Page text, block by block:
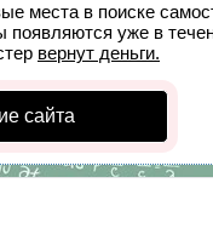
места в поиске
появляются уже в
вернут деньги.
сайта